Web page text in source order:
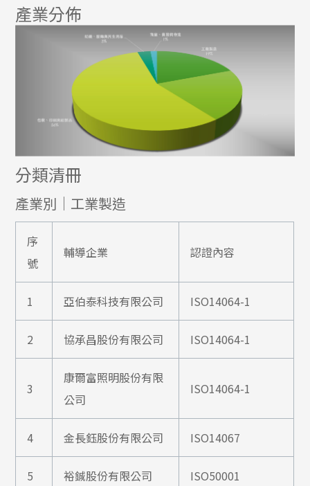
產業分佈
分類清冊
產業別｜工業製造
序
號
輔導企業 認證內容
1 亞伯泰科技有限公司 ISO14064-1
2 協承昌股份有限公司 ISO14064-1
3
康爾富照明股份有限
公司
ISO14064-1
4 金長鈺股份有限公司 ISO14067
5 裕鋮股份有限公司 ISO50001